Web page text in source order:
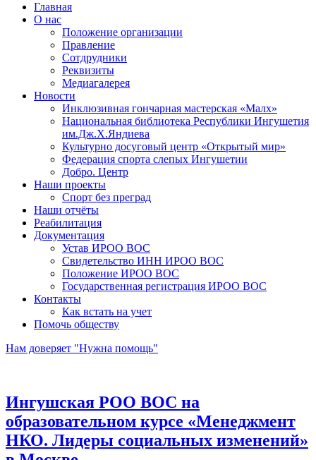
Главная
О нас
Положение организации
Правление
Сотдрудники
Реквизиты
Медиагалерея
Новости
Инклюзивная гончарная мастерская «Малх»
Национальная библиотека Республики Ингушетия
им.Дж.Х.Яндиева
Культурно досуговый центр «Открытый мир»
Федерация спорта слепых Ингушетии
Добро. Центр
Наши проекты
Спорт без преград
Наши отчёты
Реабилитация
Документация
Устав ИРОО ВОС
Свидетельство ИНН ИРОО ВОС
Положение ИРОО ВОС
Государственная регистрация ИРОО ВОС
Контакты
Как встать на учет
Помочь обществу
Нам доверяет "Нужна помощь"
Ингушская РОО ВОС на
образовательном курсе «Менеджмент
НКО. Лидеры социальных изменений»